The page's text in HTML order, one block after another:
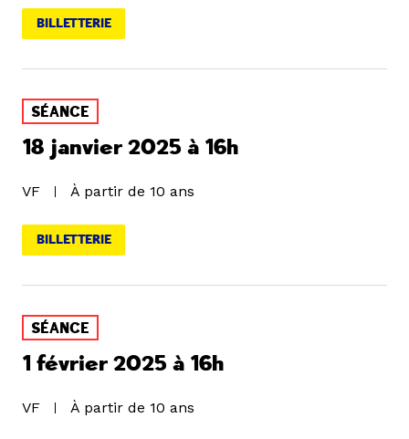
BILLETTERIE
SÉANCE
18 janvier 2025 à 16h
VF À partir de 10 ans
BILLETTERIE
SÉANCE
1 février 2025 à 16h
VF À partir de 10 ans